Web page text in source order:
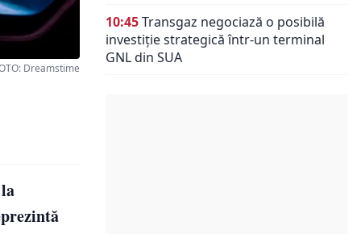
Dreamstime
10:45Transgaz negociază o posibilă
investiție strategică într-un terminal
GNL din SUA